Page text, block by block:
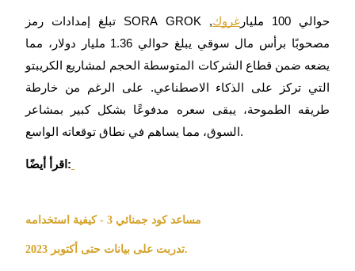
استمتع بتقاسم الأرباح وعمولات نسخ التداول
معلومة
تبلغ إمدادات رمز SORA GROK حوالي 100 مليار غروك,
مصحوبًا برأس مال سوقي يبلغ حوالي 1.36 مليار دولار، مما
يضعه ضمن قطاع الشركات المتوسطة الحجم لمشاريع الكريبتو
التي تركز على الذكاء الاصطناعي. على الرغم من خارطة
طريقه الطموحة، يبقى سعره مدفوعًا بشكل كبير بمشاعر
السوق، مما يساهم في نطاق توقعاته الواسع.
اقرأ أيضًا:
مساعد كود جمنائي 3 - كيفية استخدامه
تدربت على بيانات حتى أكتوبر 2023.